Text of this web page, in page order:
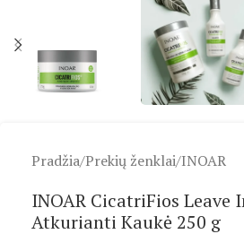
Pradžia/Prekių ženklai/INOAR
INOAR CicatriFios Leave
Atkurianti Kaukė 250 g